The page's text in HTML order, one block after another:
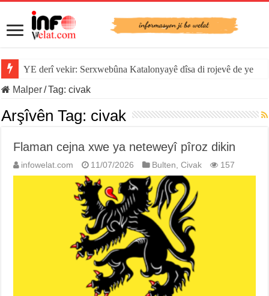
YE derî vekir: Serxwebûna Katalonyayê dîsa di rojevê de ye
Sînorê di navbera Îspanya û Cebelîtariqê de hate rakirin
Malper/Tag:civak
Arşîvên Tag: civak
Flaman cejna xwe ya neteweyî pîroz dikin
infowelat.com 11/07/2026 Bulten,Civak 157